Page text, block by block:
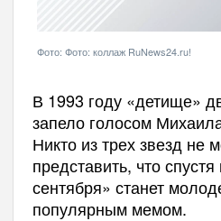
Фото: Фото: коллаж RuNews24.ru!
В 1993 году «детище»
запело голосом
Никто из трех звезд не
представить, что
сентября» станет
популярным мемом.